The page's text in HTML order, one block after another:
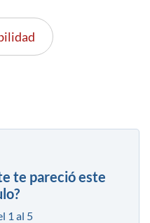
te pareció este
1 al 5